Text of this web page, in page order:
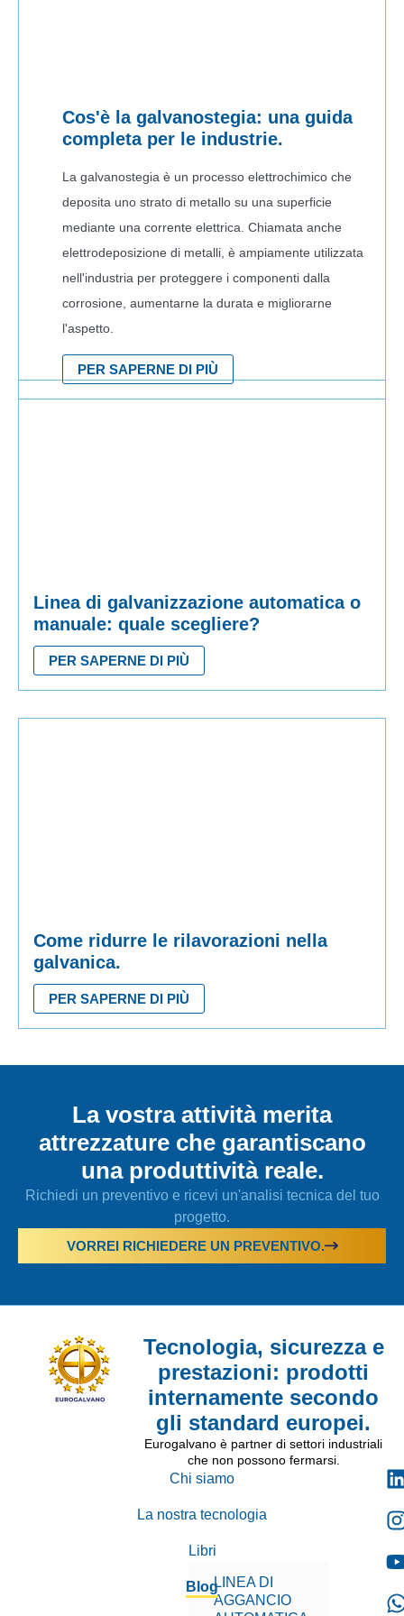
Cos'è la galvanostegia: una guida
completa per le industrie.
La galvanostegia è un processo elettrochimico che
deposita uno strato di metallo su una superficie
mediante una corrente elettrica. Chiamata anche
elettrodeposizione di metalli, è ampiamente utilizzata
nell'industria per proteggere i componenti dalla
corrosione, aumentarne la durata e migliorarne
l'aspetto.
PER SAPERNE DI PIÙ
Linea di galvanizzazione automatica o
manuale: quale scegliere?
PER SAPERNE DI PIÙ
Come ridurre le rilavorazioni nella
galvanica.
PER SAPERNE DI PIÙ
La vostra attività merita
attrezzature che garantiscano
una produttività reale.
Richiedi un preventivo e ricevi un'analisi tecnica del tuo
progetto.
VORREI RICHIEDERE UN PREVENTIVO.
Tecnologia, sicurezza e
prestazioni: prodotti
internamente secondo
gli standard europei.
Eurogalvano è partner di settori industriali
che non possono fermarsi.
Chi siamo
La nostra tecnologia
Libri
LINEA DI
AGGANCIO
Blog